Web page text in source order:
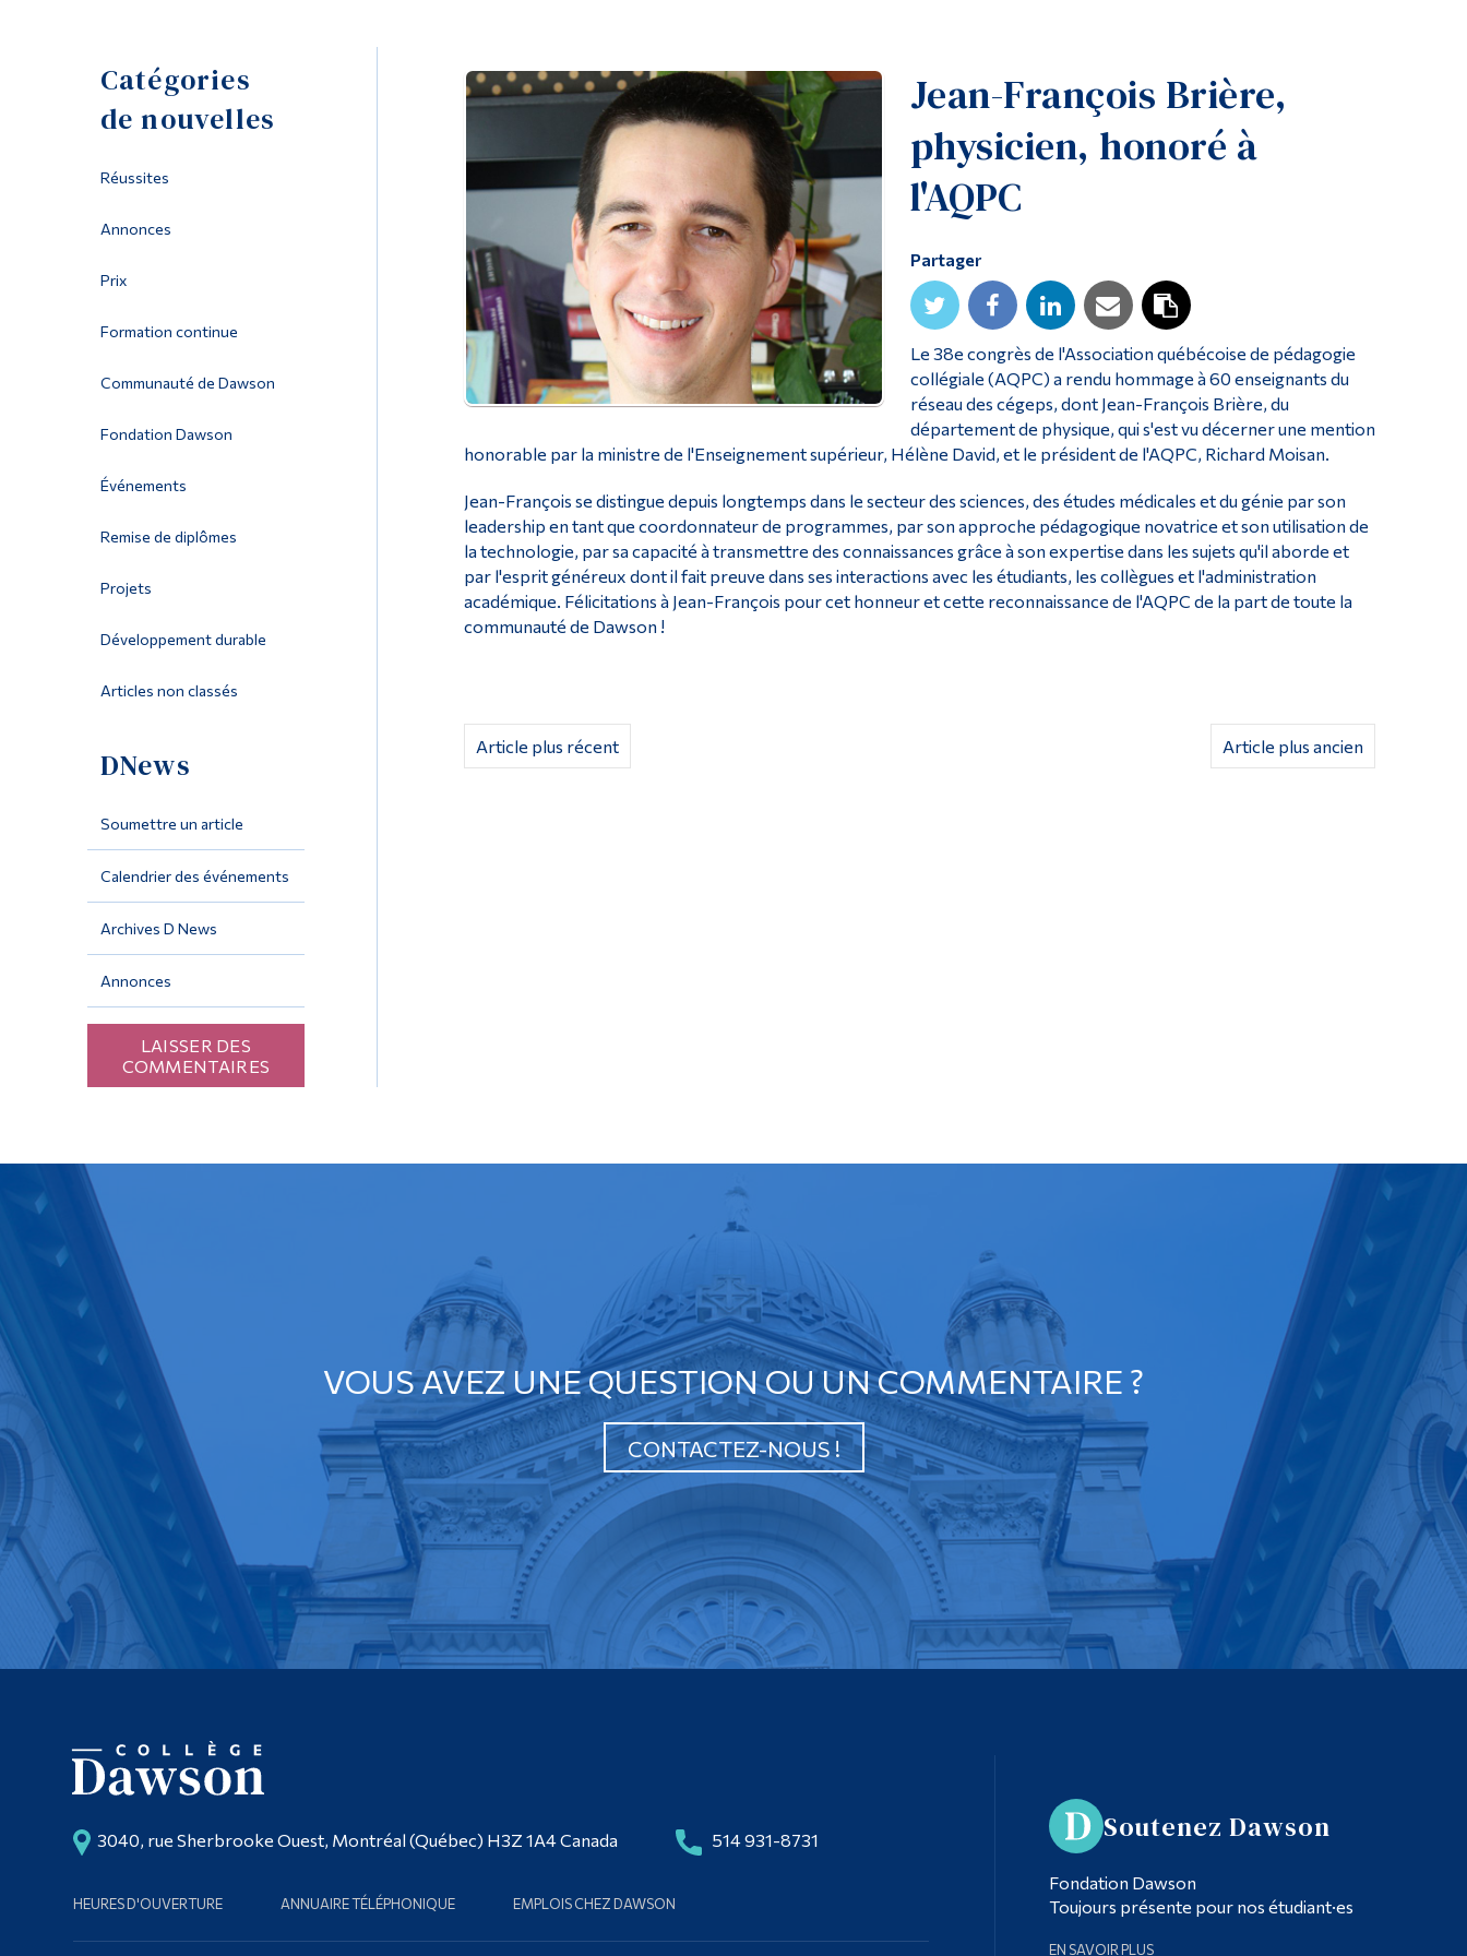
Catégories
de nouvelles
Réussites
Annonces
Prix
Formation continue
Communauté de Dawson
Fondation Dawson
Événements
Remise de diplômes
Projets
Développement durable
Articles non classés
DNews
Soumettre un article
Calendrier des événements
Archives D News
Annonces
LAISSER DES
COMMENTAIRES
Jean-François Brière,
physicien, honoré à
l'AQPC
Partager
Le 38e congrès de l'Association québécoise de pédagogie
collégiale (AQPC) a rendu hommage à 60 enseignants du
réseau des cégeps, dont Jean-François Brière, du
département de physique, qui s'est vu décerner une mention
honorable par la ministre de l'Enseignement supérieur, Hélène David, et le président de l'AQPC, Richard Moisan.
Jean-François se distingue depuis longtemps dans le secteur des sciences, des études médicales et du génie par son
leadership en tant que coordonnateur de programmes, par son approche pédagogique novatrice et son utilisation de
la technologie, par sa capacité à transmettre des connaissances grâce à son expertise dans les sujets qu'il aborde et
par l'esprit généreux dont il fait preuve dans ses interactions avec les étudiants, les collègues et l'administration
académique. Félicitations à Jean-François pour cet honneur et cette reconnaissance de l'AQPC de la part de toute la
communauté de Dawson !
Article plus ancien
Article plus récent
VOUS AVEZ UNE QUESTION OU UN COMMENTAIRE ?
CONTACTEZ-NOUS !
3040, rue Sherbrooke Ouest, Montréal (Québec) H3Z 1A4 Canada 514 931-8731
HEURES D'OUVERTURE ANNUAIRE TÉLÉPHONIQUE EMPLOIS CHEZ DAWSON
Soutenez Dawson
Fondation Dawson
Toujours présente pour nos étudiant·es
EN SAVOIR PLUS
Menu principal
Programmes
Formation continue
Admissions
Qui vous êtes
Futurs étudiants
Étudiants actuels
Corps enseignant et personnel administratif
Diplômé·es et visiteur·euses